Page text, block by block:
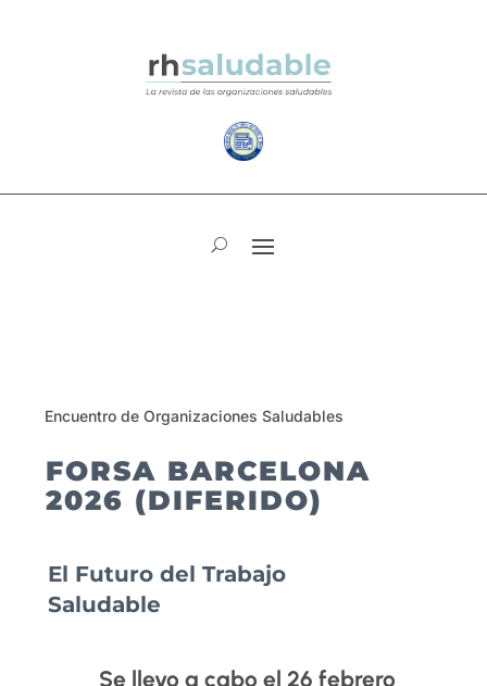
Encuentro de Organizaciones Saludables
FORSA BARCELONA
2026 (DIFERIDO)
El Futuro del Trabajo
Saludable
Se llevo a cabo el 26 febrero